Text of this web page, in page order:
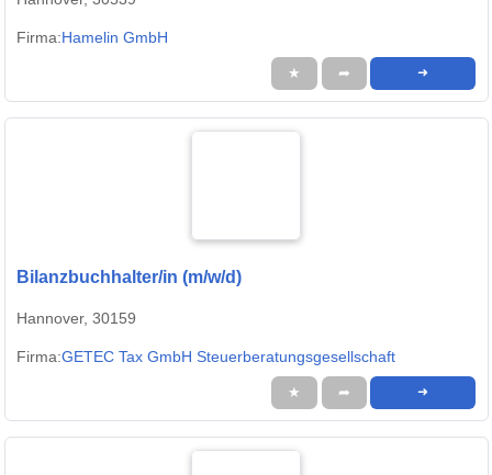
Außenhandelsmanagement
Firma:Hamelin GmbH
★ ➦ ➜
Bilanzbuchhalter/in (m/w/d)
Hannover, 30159
Firma:GETEC Tax GmbH Steuerberatungsgesellschaft
★ ➦ ➜